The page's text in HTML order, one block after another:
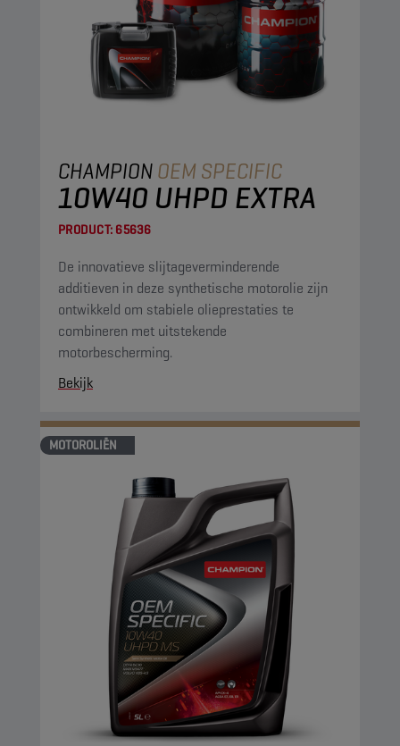
CHAMPIONOEM SPECIFIC
10W40 UHPD EXTRA
PRODUCT: 65636
De innovatieve slijtageverminderende
additieven in deze synthetische motorolie zijn
ontwikkeld om stabiele olieprestaties te
combineren met uitstekende
motorbescherming.
Bekijk
MOTOROLIËN